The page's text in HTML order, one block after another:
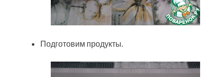
Подготовим продукты.